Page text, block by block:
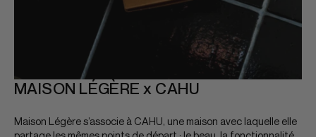
MAISON LÉGÈRE x CAHU
Maison Légère s’associe à CAHU, une maison avec laquelle elle